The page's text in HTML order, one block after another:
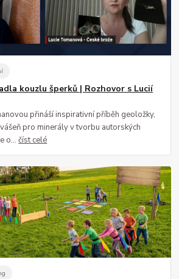
kouzlu šperků | Rozhovor s Lucií
přináší inspirativní příběh geoložky,
pro minerály v tvorbu autorských
o...číst celé